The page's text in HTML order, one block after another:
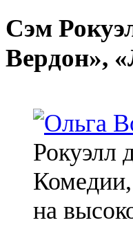
Сэм
Вердон»,
Рокуэлл
на